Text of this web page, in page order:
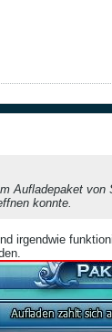
Aufladepaket
konnte.
irgendwie